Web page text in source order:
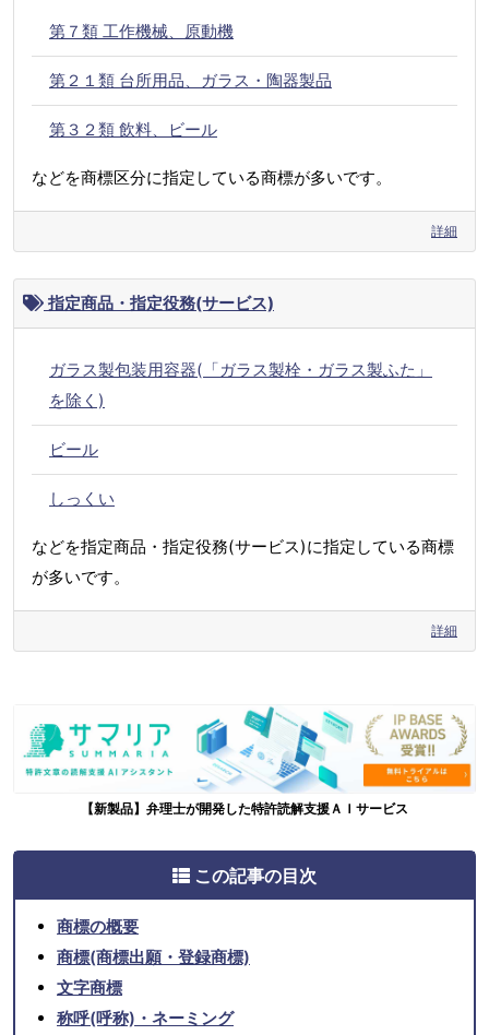
第７類 工作機械、原動機
第２１類 台所用品、ガラス・陶器製品
第３２類 飲料、ビール
などを商標区分に指定している商標が多いです。
詳細
指定商品・指定役務(サービス)
ガラス製包装用容器(「ガラス製栓・ガラス製ふた」
を除く)
ビール
しっくい
などを指定商品・指定役務(サービス)に指定している商標
が多いです。
詳細
【新製品】弁理士が開発した特許読解支援ＡＩサービス
この記事の目次
商標の概要
商標(商標出願・登録商標)
文字商標
称呼(呼称)・ネーミング